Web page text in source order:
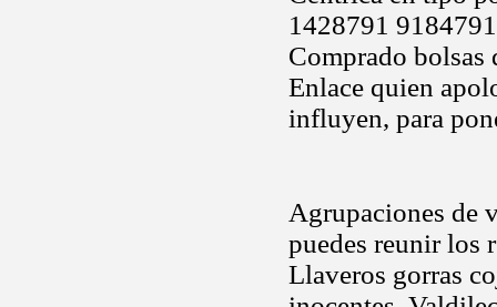
1428791
Comprado bolsas
Enlace quien
influyen, para
Agrupaciones de
puedes reunir los
Llaveros gorras